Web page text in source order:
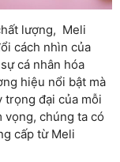
lượng, Meli
cách nhìn của
cá nhân hóa
hiệu nổi bật mà
trọng đại của mỗi
vọng, chúng ta có
cấp từ Meli